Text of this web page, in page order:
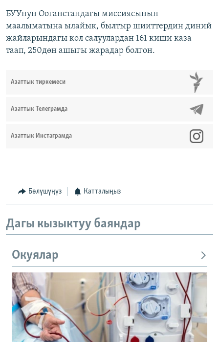
БУУнун Ооганстандагы миссиясынын
маалыматына ылайык, былтыр шииттердин диний
жайларындагы кол салуулардан 161 киши каза
таап, 250дөн ашыгы жарадар болгон.
Азаттык тиркемеси
Азаттык Телеграмда
Азаттык Инстаграмда
Бөлүшүңүз Катталыңыз
Дагы кызыктуу баяндар
Окуялар